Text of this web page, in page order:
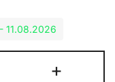
11.08.2026
+